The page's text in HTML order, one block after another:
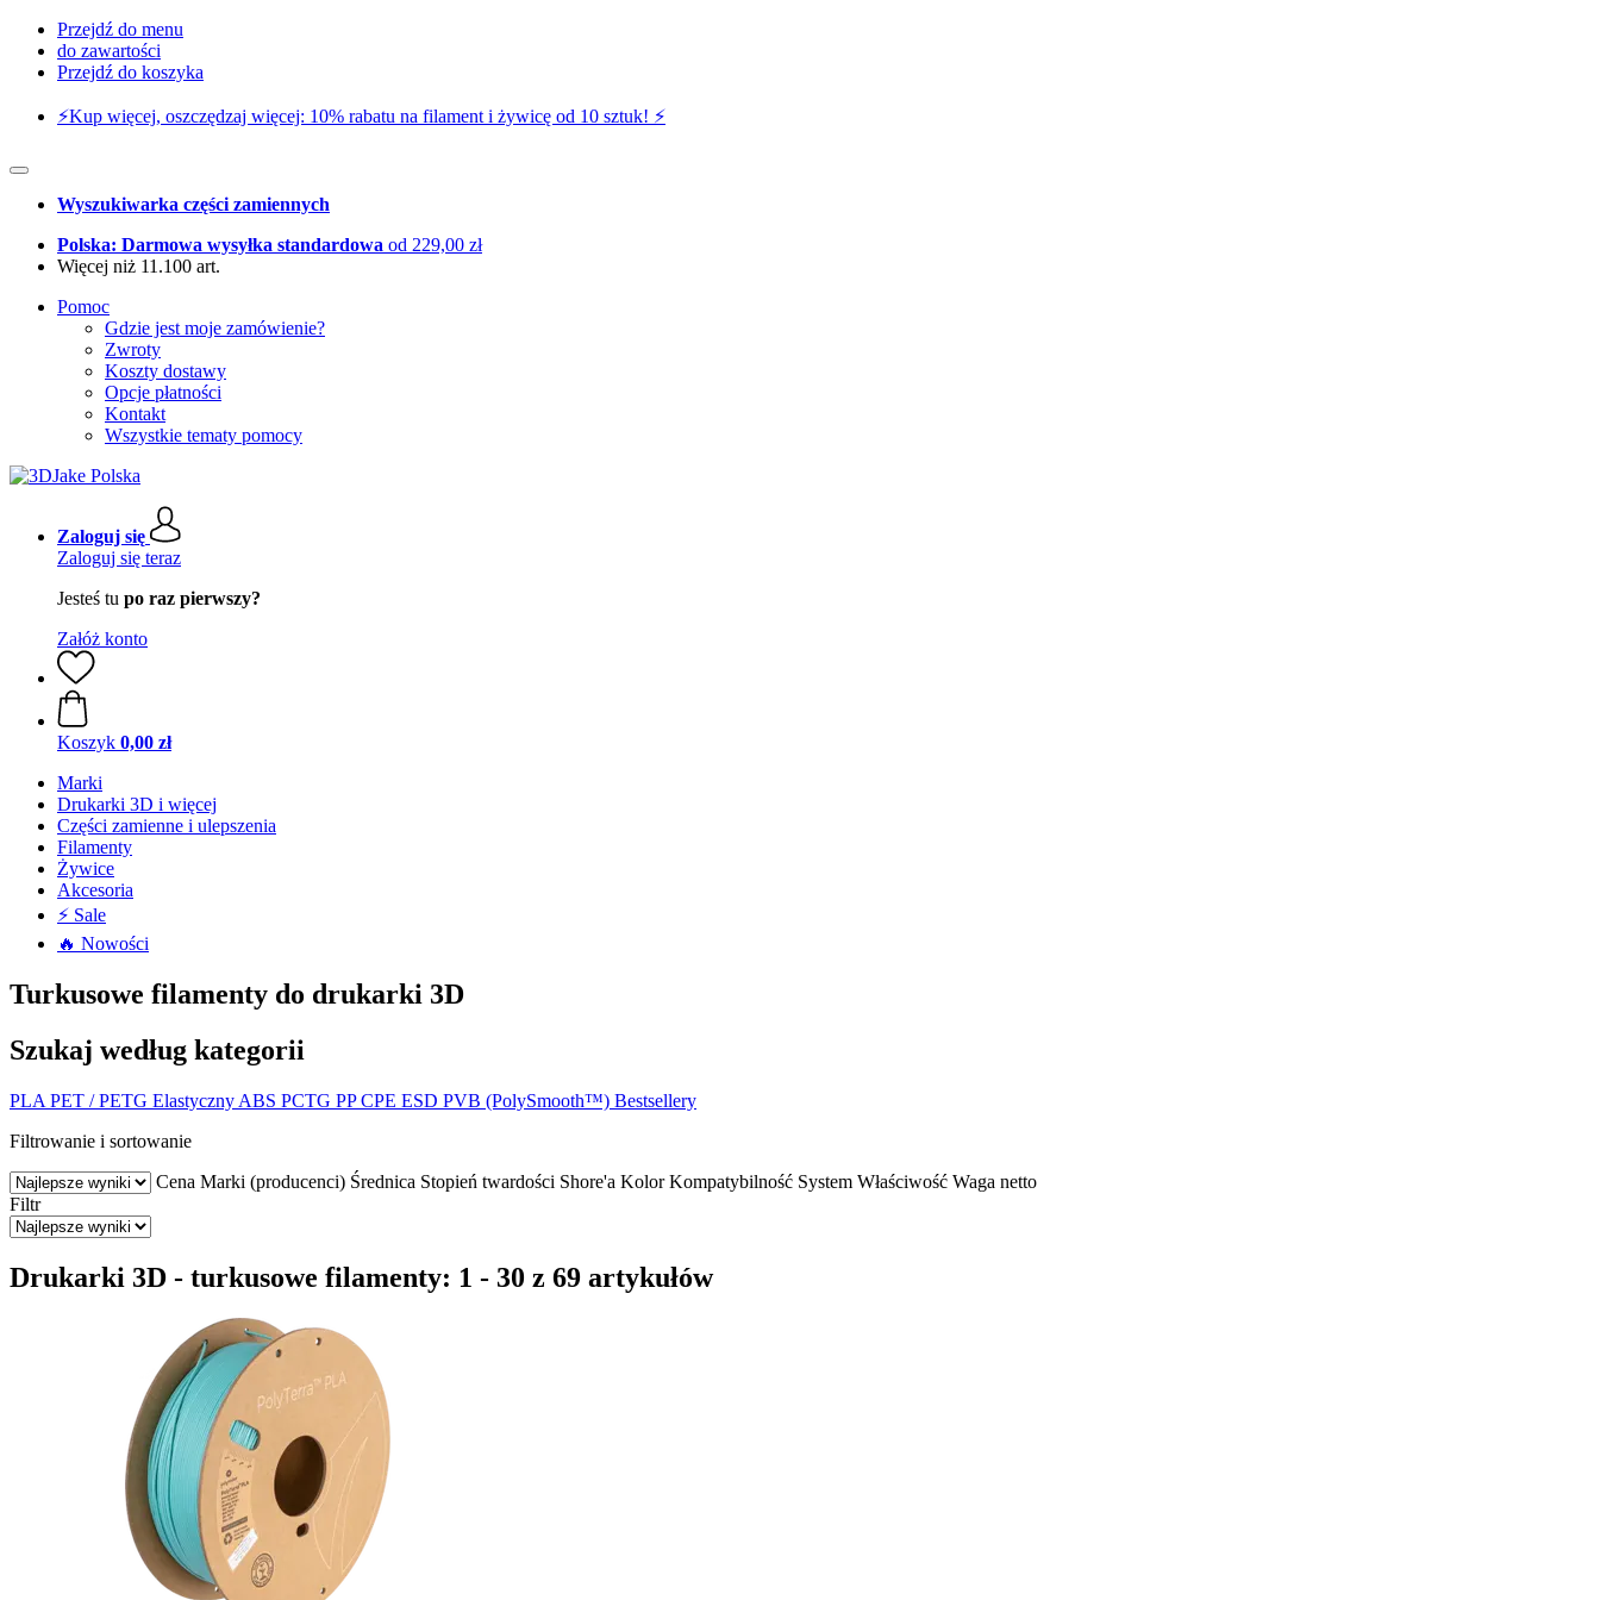
Przejdź do menu
do zawartości
Przejdź do koszyka
⚡️Kup więcej, oszczędzaj więcej: 10% rabatu na filament i żywicę od 10 sztuk! ⚡️
Wyszukiwarka części zamiennych
Polska: Darmowa wysyłka standardowa od 229,00 zł
Więcej niż 11.100 art.
Pomoc
Gdzie jest moje zamówienie?
Zwroty
Koszty dostawy
Opcje płatności
Kontakt
Wszystkie tematy pomocy
Zaloguj się
Zaloguj się teraz
Jesteś tu po raz pierwszy?
Załóż konto
Koszyk 0,00 zł
Marki
Drukarki 3D i więcej
Części zamienne i ulepszenia
Filamenty
Żywice
Akcesoria
⚡ Sale
🔥 Nowości
Turkusowe filamenty do drukarki 3D
Szukaj według kategorii
PLA PET / PETG Elastyczny ABS PCTG PP CPE ESD PVB (PolySmooth™) Bestsellery
Filtrowanie i sortowanie
Cena Marki (producenci) Średnica Stopień twardości Shore'a Kolor Kompatybilność System Właściwość Waga netto
Filtr
Drukarki 3D - turkusowe filamenty: 1 - 30 z 69 artykułów